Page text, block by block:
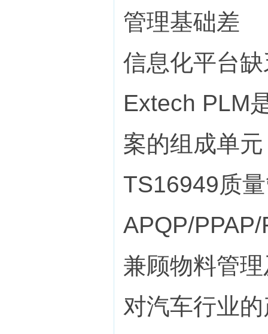
管理基础差
信息化平台
Extech PLM
案的组成单
TS16949质
APQP/
兼顾物料管
对汽车行业